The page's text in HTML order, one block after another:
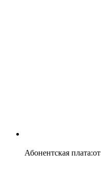
Абонентская плата:от